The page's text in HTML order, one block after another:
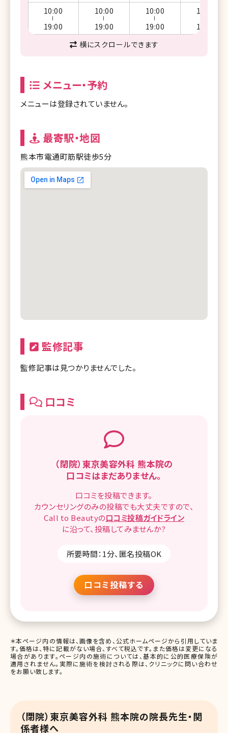
10:00
19:00
10:00
19:00
10:00
19:00
10:00
19:00
横にスクロールできます
メニュー・予約
メニューは登録されていません。
最寄駅・地図
熊本市電通町筋駅徒歩5分
監修記事
監修記事は見つかりませんでした。
口コミ
（閉院）東京美容外科 熊本院の
口コミはまだありません。
口コミを投稿できます。
カウンセリングのみの投稿でも大丈夫ですので、
Call to Beautyの口コミ投稿ガイドライン
に沿って、 投稿してみませんか?
所要時間：1分、匿名投稿OK
口コミ投稿する
＊本ページ内の情報は、画像を含め、公式ホームページから引用していま
す。価格は、特に記載がない場合、すべて税込です。また価格は変更になる
場合があります。ページ内の施術については、基本的に公的医療保険が
適用されません。実際に施術を検討される際は、クリニックに問い合わせ
をお願い致します。
（閉院）東京美容外科 熊本院の院長先生・関
係者様へ